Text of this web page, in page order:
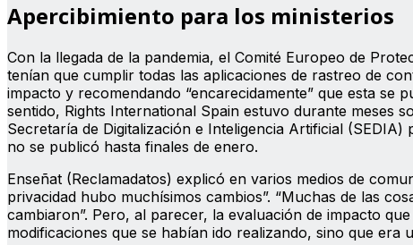
Apercibimiento para los ministerios
Con la llegada de la pandemia, el Comité Europeo de
tenían que cumplir todas las aplicaciones de rastreo de
impacto y recomendando “encarecidamente” que esta se
sentido, Rights International Spain estuvo durante meses
Secretaría de Digitalización e Inteligencia Artificial
no se publicó hasta finales de enero.
Enseñat (Reclamadatos) explicó en varios medios de
privacidad hubo muchísimos cambios”. “Muchas de las
cambiaron”. Pero, al parecer, la evaluación de impacto
modificaciones que se habían ido realizando, sino que era